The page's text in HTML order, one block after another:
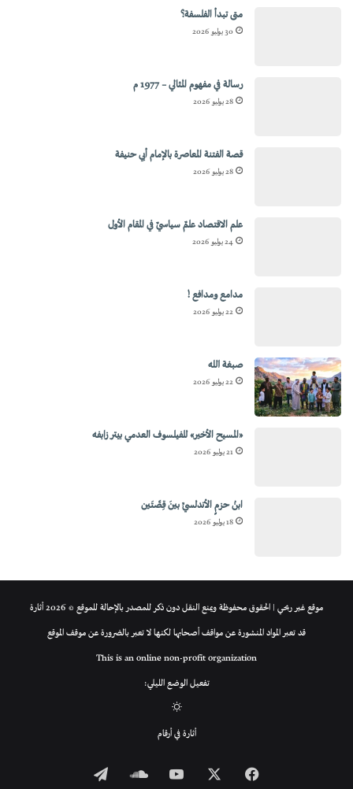
متى تبدأ الفلسفة؟
30 يوليو 2026
رسالة في مفهوم المثالي – 1977 م
28 يوليو 2026
قصة الفتنة المعاصرة بالإمام أبي حنيفة
28 يوليو 2026
علم الاقتصاد علمٌ سياسيٌ في المقام الأول
24 يوليو 2026
مدامع ومدافع !
22 يوليو 2026
صبغة الله
22 يوليو 2026
«المسيح الأخير» للفيلسوف العدمي بيتر زابفه
21 يوليو 2026
ابنُ حزمٍ الأندلسيِّ بينَ قِصَّتَين
18 يوليو 2026
موقع غير ربحي | الحقوق محفوظة ويمنع النقل دون ذكر للمصدر بالإحالة للموقع © 2026 أثارة
قد تعبر المواد المنشورة عن مواقف أصحابها لكنها لا تعبر بالضرورة عن موقف الموقع
This is an online non-profit organization
تفعيل الوضع الليلي:
المظلم
أثارة في أرقام
فيسبوك ‫YouTubeساوند